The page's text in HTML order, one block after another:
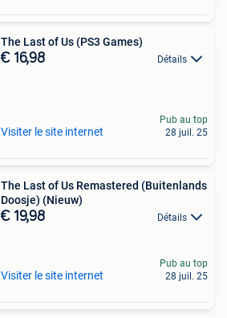
The Last of Us (PS3 Games)
€ 16,98 Détails
Visiter le site internet
Pub au top
28 juil. 25
The Last of Us Remastered (Buitenlands
Doosje) (Nieuw)
€ 19,98 Détails
Visiter le site internet
Pub au top
28 juil. 25